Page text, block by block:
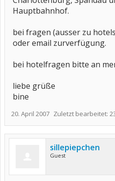
Hauptbahnhof.
bei fragen (ausser zu
oder email zurverfügung.
bei hotelfragen bitte an
liebe grüße
bine
20. April 2007 Zuletzt bearbeitet:
sillepiepchen
Guest